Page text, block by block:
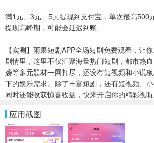
满1元、3元、5元提现到支付宝，单次最高500
提现高峰期，可能会延迟到账
【实测】雨果短剧APP全场短剧免费观看，让
剧情里，这里不仅汇聚海量热门短剧，都市热
袭等多元题材一网打尽，还设有短视频和小说
下的娱乐需求。除了丰富短剧，还有短视频、
同时还能收获惊喜收益，快来开启你的精彩视听
应用截图